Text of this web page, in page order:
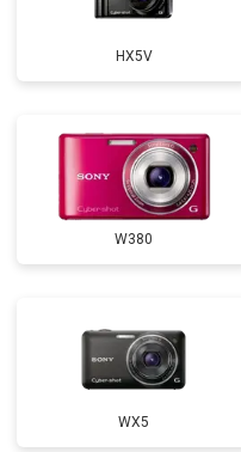
HX5V
W380
WX5